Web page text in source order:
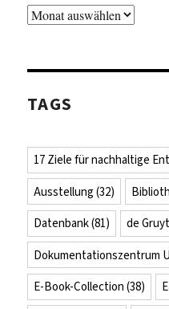
Archiv
TAGS
17 Ziele für nachhaltige
Ausstellung (32)
Datenbank(81) de
Dokumentationszentrum
E-Book-Collection (38)